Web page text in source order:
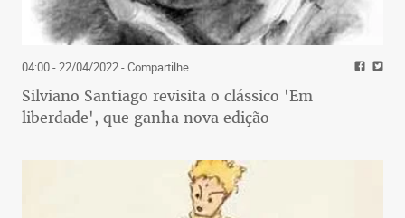
04:00 - 22/04/2022- Compartilhe
Silviano Santiago revisita o clássico 'Em
liberdade', que ganha nova edição